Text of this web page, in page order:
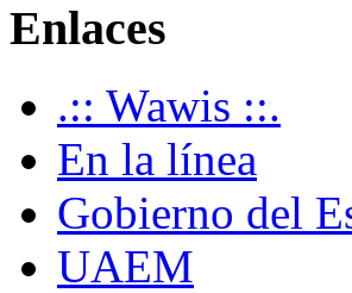
Enlaces
.:: Wawis ::.
En la línea
Gobierno del
UAEM